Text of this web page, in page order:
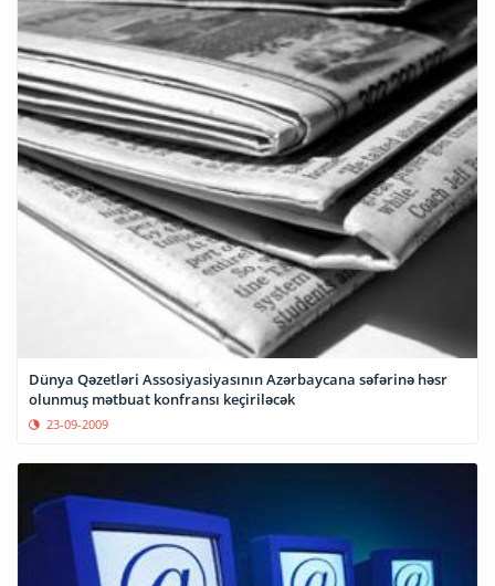
Dünya Qəzetləri Assosiyasiyasının Azərbaycana səfərinə həsr
olunmuş mətbuat konfransı keçiriləcək
23-09-2009